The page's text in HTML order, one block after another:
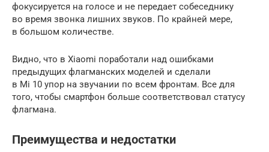
фокусируется на голосе и не передает собеседнику
во время звонка лишних звуков. По крайней мере,
в большом количестве.
Видно, что в Xiaomi поработали над ошибками
предыдущих флагманских моделей и сделали
в Mi 10 упор на звучании по всем фронтам. Все для
того, чтобы смартфон больше соответствовал статусу
флагмана.
Преимущества и недостатки